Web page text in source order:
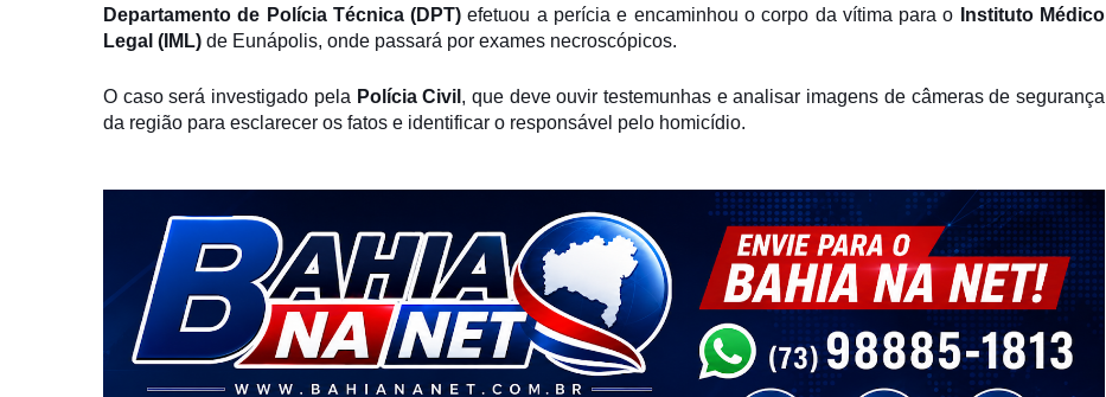
Departamento de Polícia Técnica (DPT) efetuou a perícia e encaminhou o corpo da vítima para o
Instituto Médico
Legal (IML) de Eunápolis, onde passará por exames necroscópicos.
O caso será investigado pela Polícia Civil , que deve ouvir testemunhas e analisar imagens de câmeras de segurança
da região para esclarecer os fatos e identificar o responsável pelo homicídio.